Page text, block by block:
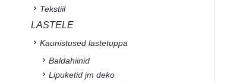
Tekstiil
LASTELE
Kaunistused lastetuppa
Baldahiinid
Lipuketid jm deko